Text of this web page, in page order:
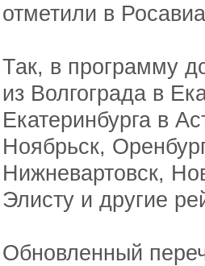
отметили в
Так, в программу
из Волгограда в
Екатеринбурга в
Ноябрьск,
Нижневартовск,
Элисту и другие
Обновленный